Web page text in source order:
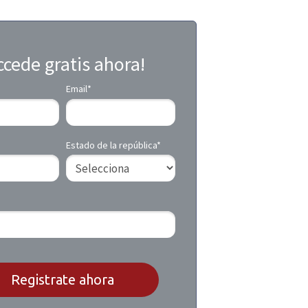
gratis ahora!
Email*
Estado de la república*
Registrate ahora